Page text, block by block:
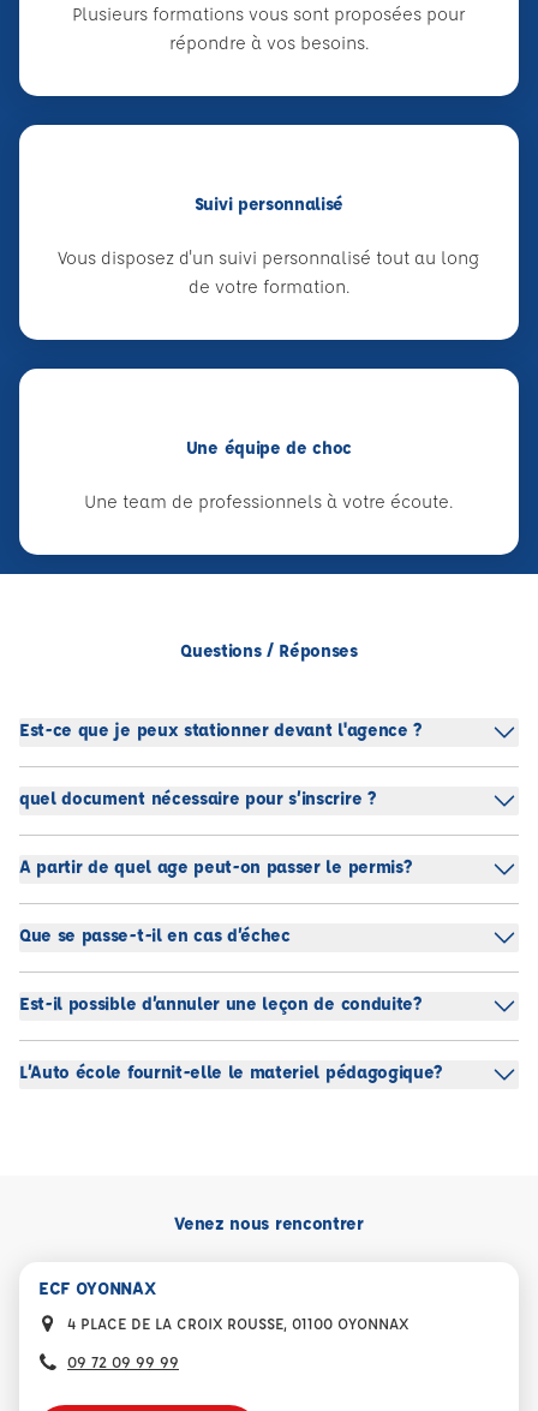
Plusieurs formations vous sont proposées pour
répondre à vos besoins.
Suivi personnalisé
Vous disposez d'un suivi personnalisé tout au long
de votre formation.
Une équipe de choc
Une team de professionnels à votre écoute.
Questions / Réponses
Est-ce que je peux stationner devant l'agence ?
quel document nécessaire pour s’inscrire ?
A partir de quel age peut-on passer le permis?
Que se passe-t-il en cas d’échec
Est-il possible d’annuler une leçon de conduite?
L’Auto école fournit-elle le materiel pédagogique?
Venez nous rencontrer
ECF OYONNAX
4 PLACE DE LA CROIX ROUSSE, 01100 OYONNAX
09 72 09 99 99